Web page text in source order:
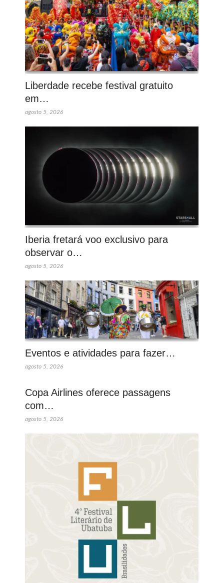
Liberdade recebe festival gratuito
em…
agosto 5, 2026
Iberia fretará voo exclusivo para
observar o…
agosto 5, 2026
Eventos e atividades para fazer…
agosto 5, 2026
Copa Airlines oferece passagens
com…
agosto 5, 2026